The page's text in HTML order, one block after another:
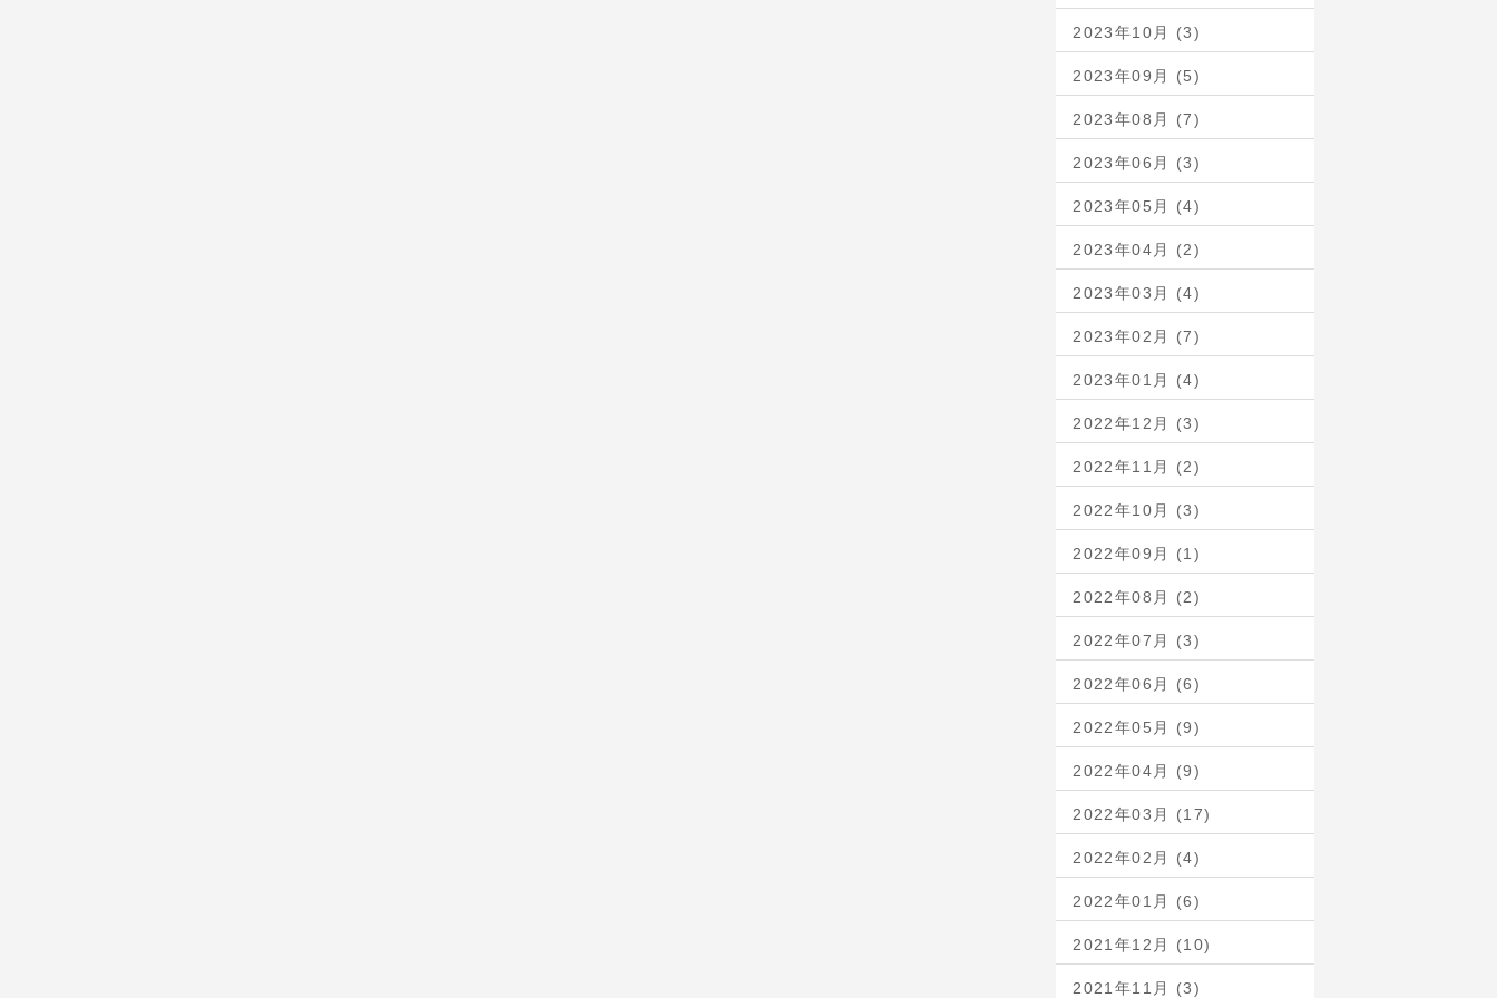
2023年10月 (3)
2023年09月 (5)
2023年08月 (7)
2023年06月 (3)
2023年05月 (4)
2023年04月 (2)
2023年03月 (4)
2023年02月 (7)
2023年01月 (4)
2022年12月 (3)
2022年11月 (2)
2022年10月 (3)
2022年09月 (1)
2022年08月 (2)
2022年07月 (3)
2022年06月 (6)
2022年05月 (9)
2022年04月 (9)
2022年03月 (17)
2022年02月 (4)
2022年01月 (6)
2021年12月 (10)
2021年11月 (3)